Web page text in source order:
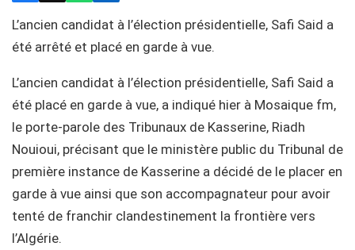
L’ancien candidat à l’élection présidentielle, Safi Said a
été arrêté et placé en garde à vue.
L’ancien candidat à l’élection présidentielle, Safi Said a
été placé en garde à vue, a indiqué hier à Mosaique fm,
le porte-parole des Tribunaux de Kasserine, Riadh
Nouioui, précisant que le ministère public du Tribunal de
première instance de Kasserine a décidé de le placer en
garde à vue ainsi que son accompagnateur pour avoir
tenté de franchir clandestinement la frontière vers
l’Algérie.